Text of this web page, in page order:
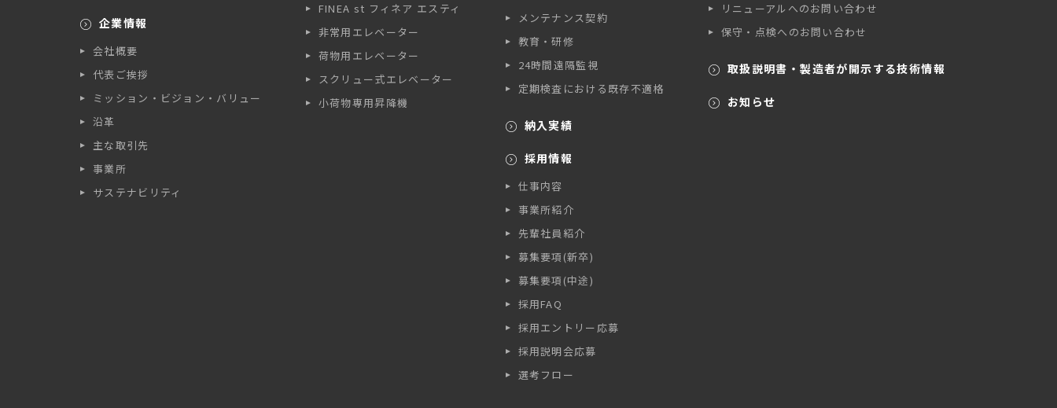
企業情報
会社概要
代表ご挨拶
ミッション・ビジョン・バリュー
沿革
主な取引先
事業所
サステナビリティ
FINEA st フィネア エスティ
非常用エレベーター
荷物用エレベーター
スクリュー式エレベーター
小荷物専用昇降機
メンテナンス契約
教育・研修
24時間遠隔監視
定期検査における既存不適格
納入実績
採用情報
仕事内容
事業所紹介
先輩社員紹介
募集要項(新卒)
募集要項(中途)
採用FAQ
採用エントリー応募
採用説明会応募
選考フロー
リニューアルへのお問い合わせ
保守・点検へのお問い合わせ
取扱説明書・製造者が開示する技術情報
お知らせ